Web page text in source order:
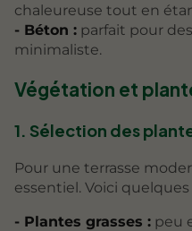
chaleureuse tout en
- Béton : parfait pour
minimaliste.
Végétation et
1. Sélection des
Pour une terrasse
essentiel. Voici
- Plantes grasses : peu